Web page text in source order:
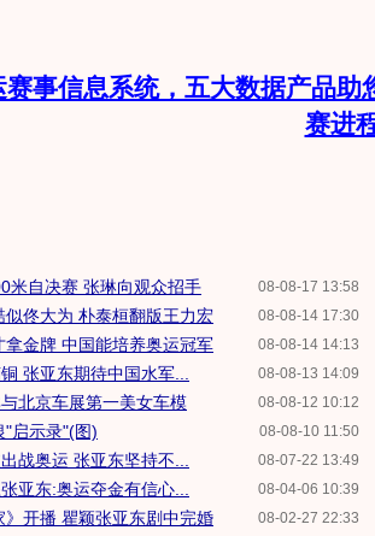
事信息系统，五大数据产品助
赛进
08-08-17 13:58
米自决赛 张琳向观众招手
08-08-14 17:30
佟大为 朴泰桓翻版王力宏
08-08-14 14:13
金牌 中国能培养奥运冠军
08-08-13 14:09
张亚东期待中国水军...
08-08-12 10:12
北京车展第一美女车模
08-08-10 11:50
"启示录"(图)
08-07-22 13:49
战奥运 张亚东坚持不...
08-04-06 10:39
亚东:奥运夺金有信心...
08-02-27 22:33
开播 瞿颖张亚东剧中完婚